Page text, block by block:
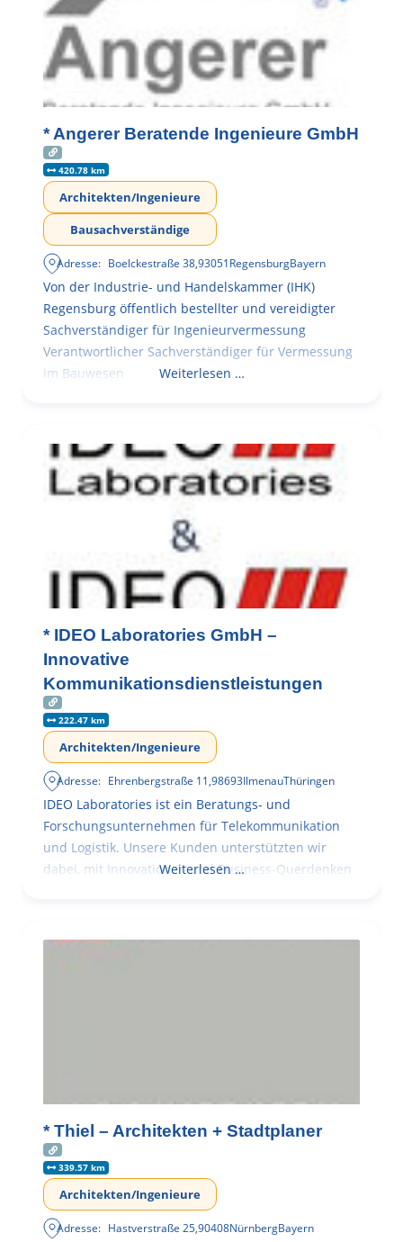
* Angerer Beratende Ingenieure GmbH
420.78 km
Architekten/Ingenieure
Bausachverständige
Adresse: Boelckestraße 38,93051RegensburgBayern
Von der Industrie- und Handelskammer (IHK)
Regensburg öffentlich bestellter und vereidigter
Sachverständiger für Ingenieurvermessung
Verantwortlicher Sachverständiger für Vermessung
im Bauwesen
Weiterlesen …
* IDEO Laboratories GmbH –
Innovative
Kommunikationsdienstleistungen
222.47 km
Architekten/Ingenieure
Adresse: Ehrenbergstraße 11,98693IlmenauThüringen
IDEO Laboratories ist ein Beratungs- und
Forschungsunternehmen für Telekommunikation
und Logistik. Unsere Kunden unterstützten wir
dabei, mit Innovationen und Business-Querdenken
Weiterlesen …
* Thiel – Architekten + Stadtplaner
339.57 km
Architekten/Ingenieure
Adresse: Hastverstraße 25,90408NürnbergBayern